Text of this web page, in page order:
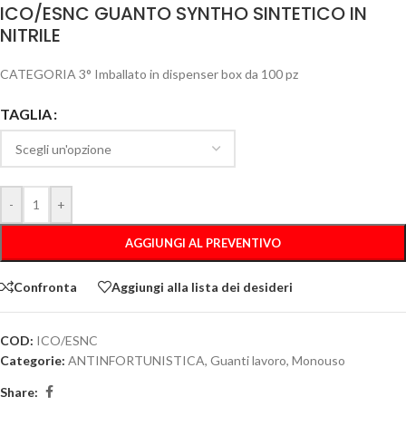
ICO/ESNC GUANTO SYNTHO SINTETICO IN
NITRILE
CATEGORIA 3° Imballato in dispenser box da 100 pz
TAGLIA
- +
AGGIUNGI AL PREVENTIVO
Confronta Aggiungi alla lista dei desideri
COD: ICO/ESNC
Categorie: ANTINFORTUNISTICA, Guanti lavoro, Monouso
Share: